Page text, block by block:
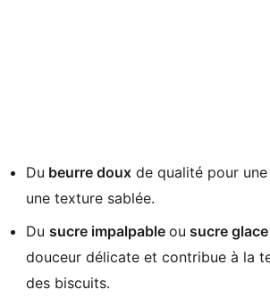
Du beurre doux de qualité pour
une texture sablée.
Du sucre impalpable ou sucre glace
douceur délicate et contribue à la
des biscuits.